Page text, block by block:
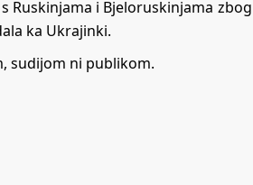
Ruskinjama i Bjeloruskinjama zbog
ka Ukrajinki.
sudijom ni publikom.